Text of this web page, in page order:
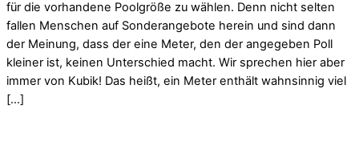
für die vorhandene Poolgröße zu wählen. Denn nicht selten
fallen Menschen auf Sonderangebote herein und sind dann
der Meinung, dass der eine Meter, den der angegeben Poll
kleiner ist, keinen Unterschied macht. Wir sprechen hier aber
immer von Kubik! Das heißt, ein Meter enthält wahnsinnig viel
[…]